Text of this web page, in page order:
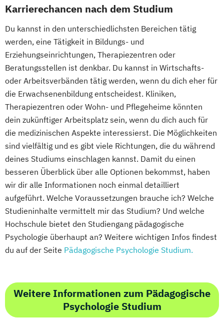
Karrierechancen nach dem Studium
Du kannst in den unterschiedlichsten Bereichen tätig
werden, eine Tätigkeit in Bildungs- und
Erziehungseinrichtungen, Therapiezentren oder
Beratungsstellen ist denkbar. Du kannst in Wirtschafts-
oder Arbeitsverbänden tätig werden, wenn du dich eher für
die Erwachsenenbildung entscheidest. Kliniken,
Therapiezentren oder Wohn- und Pflegeheime könnten
dein zukünftiger Arbeitsplatz sein, wenn du dich auch für
die medizinischen Aspekte interessierst. Die Möglichkeiten
sind vielfältig und es gibt viele Richtungen, die du während
deines Studiums einschlagen kannst. Damit du einen
besseren Überblick über alle Optionen bekommst, haben
wir dir alle Informationen noch einmal detailliert
aufgeführt. Welche Voraussetzungen brauche ich? Welche
Studieninhalte vermittelt mir das Studium? Und welche
Hochschule bietet den Studiengang pädagogische
Psychologie überhaupt an? Weitere wichtigen Infos findest
du auf der Seite Pädagogische Psychologie Studium.
Weitere Informationen zum Pädagogische
Psychologie Studium